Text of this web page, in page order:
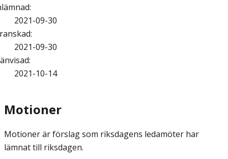
:
2021-09-30
:
2021-09-30
:
2021-10-14
Motioner
Motioner är förslag som riksdagens ledamöter har
lämnat till riksdagen.